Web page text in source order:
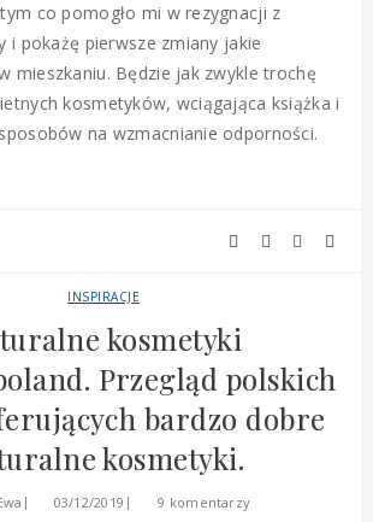
co pomogło mi w rezygnacji z
i pokażę pierwsze zmiany jakie
mieszkaniu. Będzie jak zwykle trochę
kosmetyków, wciągająca książka i
na wzmacnianie odporności.
INSPIRACJE
kosmetyki
Przegląd polskich
bardzo dobre
kosmetyki.
03/12/2019 9 komentarzy